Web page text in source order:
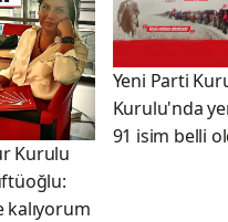
Kurulu
kalıyorum
Yeni Parti
Kurulu'nda
91 isim belli